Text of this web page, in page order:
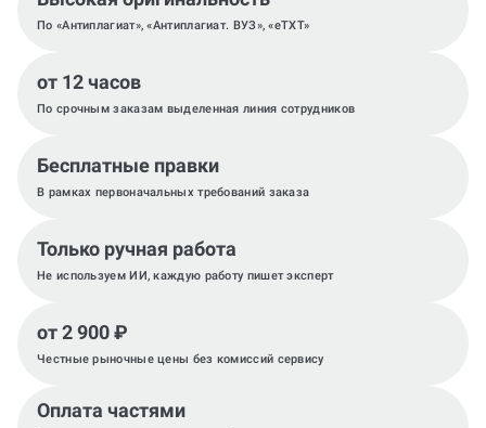
По «Антиплагиат», «Антиплагиат. ВУЗ», «eTXT»
от 12 часов
По срочным заказам выделенная линия сотрудников
Бесплатные правки
В рамках первоначальных требований заказа
Только ручная работа
Не используем ИИ, каждую работу пишет эксперт
от 2 900 ₽
Честные рыночные цены без комиссий сервису
Оплата частями